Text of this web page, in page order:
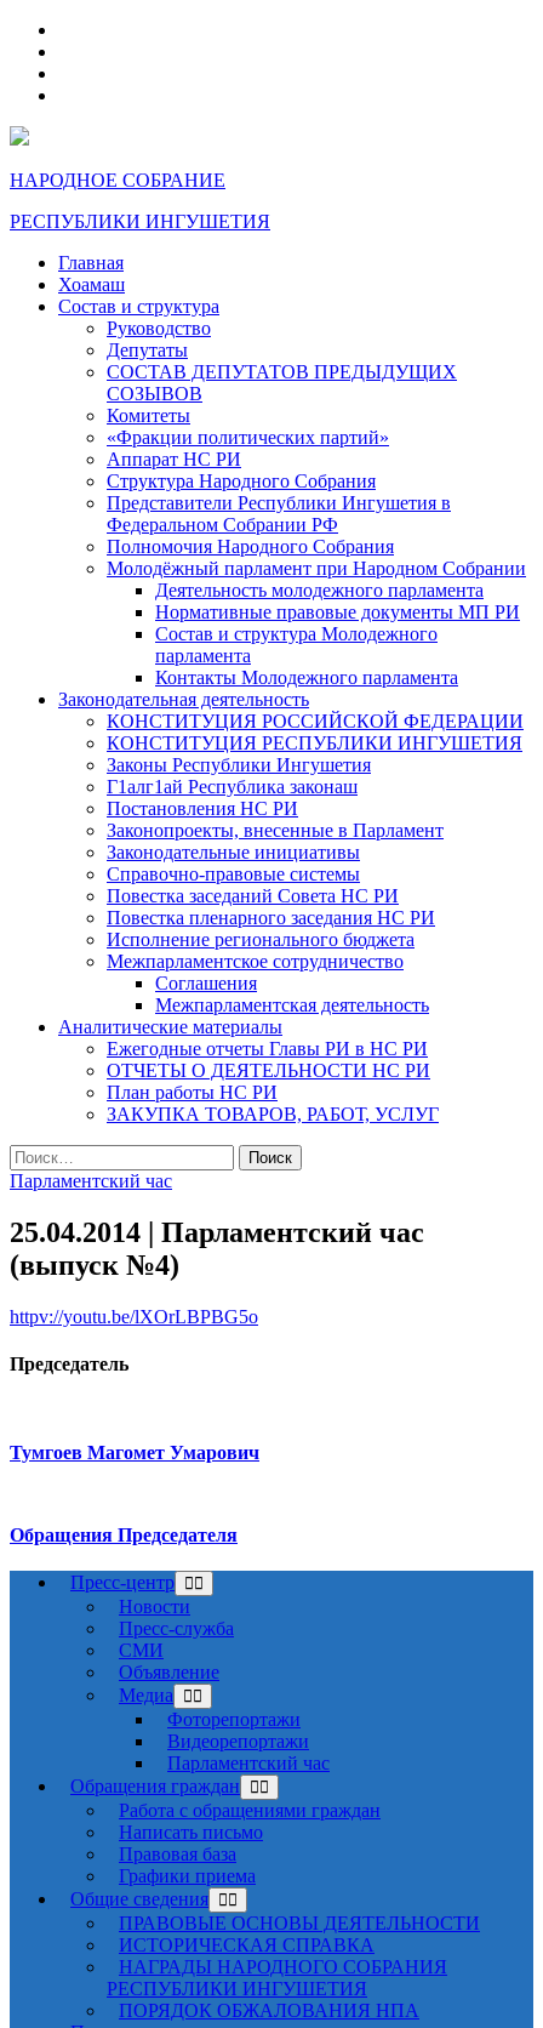
НАРОДНОЕ СОБРАНИЕ
РЕСПУБЛИКИ ИНГУШЕТИЯ
Главная
Хоамаш
Состав и структура
Руководство
Депутаты
СОСТАВ ДЕПУТАТОВ ПРЕДЫДУЩИХ
СОЗЫВОВ
Комитеты
«Фракции политических партий»
Аппарат НС РИ
Структура Народного Собрания
Представители Республики Ингушетия в
Федеральном Собрании РФ
Полномочия Народного Собрания
Молодёжный парламент при Народном Собрании
Деятельность молодежного парламента
Нормативные правовые документы МП РИ
Состав и структура Молодежного
парламента
Контакты Молодежного парламента
Законодательная деятельность
КОНСТИТУЦИЯ РОССИЙСКОЙ ФЕДЕРАЦИИ
КОНСТИТУЦИЯ РЕСПУБЛИКИ ИНГУШЕТИЯ
Законы Республики Ингушетия
Г1алг1ай Республика законаш
Постановления НС РИ
Законопроекты, внесенные в Парламент
Законодательные инициативы
Справочно-правовые системы
Повестка заседаний Совета НС РИ
Повестка пленарного заседания НС РИ
Исполнение регионального бюджета
Межпарламентское сотрудничество
Соглашения
Межпарламентская деятельность
Аналитические материалы
Ежегодные отчеты Главы РИ в НС РИ
ОТЧЕТЫ О ДЕЯТЕЛЬНОСТИ НС РИ
План работы НС РИ
ЗАКУПКА ТОВАРОВ, РАБОТ, УСЛУГ
Найти:
Парламентский час
25.04.2014 | Парламентский час
(выпуск №4)
httpv://youtu.be/lXOrLBPBG5o
Председатель
Тумгоев Магомет Умарович
Обращения Председателя
Пресс-центр
Новости
Пресс-служба
СМИ
Объявление
Медиа
Фоторепортажи
Видеорепортажи
Парламентский час
Обращения граждан
Работа с обращениями граждан
Написать письмо
Правовая база
Графики приема
Общие сведения
ПРАВОВЫЕ ОСНОВЫ ДЕЯТЕЛЬНОСТИ
ИСТОРИЧЕСКАЯ СПРАВКА
НАГРАДЫ НАРОДНОГО СОБРАНИЯ
РЕСПУБЛИКИ ИНГУШЕТИЯ
ПОРЯДОК ОБЖАЛОВАНИЯ НПА